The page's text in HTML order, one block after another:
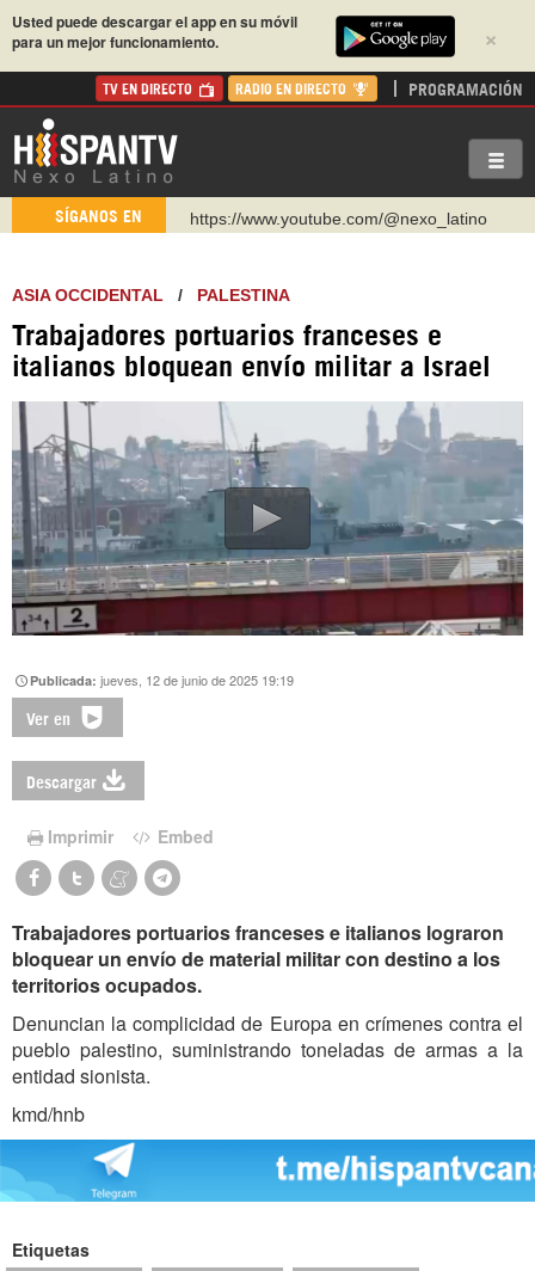
×
Usted puede descargar el app en su móvil
para un mejor funcionamiento.
TV EN DIRECTO RADIO EN DIRECTO PROGRAMACIÓN
SÍGANOS EN
https://www.youtube.com/@nexo_latino
https://t.me/hispantvcanal
https://urmedium.com/c/hispantv
WhatsApp y Viber: +98 921 79 29 404
https://www.facebook.com/Nexolatino.Canal
ASIA OCCIDENTAL / PALESTINA
Trabajadores portuarios franceses e
italianos bloquean envío militar a Israel
Publicada:jueves, 12 de junio de 2025 19:19
Ver en
Descargar
Imprimir Embed
Trabajadores portuarios franceses e italianos lograron
bloquear un envío de material militar con destino a los
territorios ocupados.
Denuncian la complicidad de Europa en crímenes contra el
pueblo palestino, suministrando toneladas de armas a la
entidad sionista.
kmd/hnb
Etiquetas